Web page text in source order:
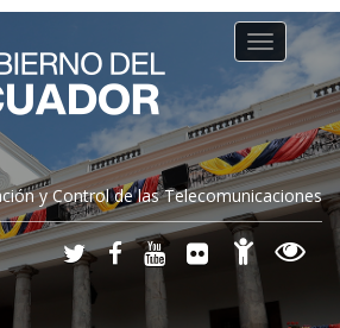
y Control de las Telecomunicaciones
Toggle
navigation